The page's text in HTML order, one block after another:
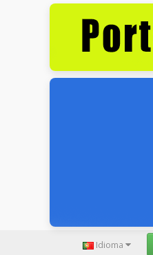
Idioma